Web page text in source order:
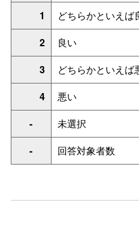
1
どちらかといえば
2
良い
3
どちらかといえば
4
悪い
-
未選択
-
回答対象者数